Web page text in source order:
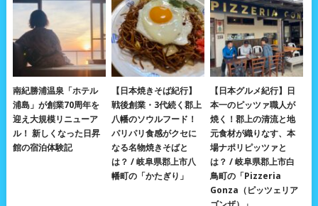
南紀勝浦温泉「ホテル
浦島」が創業70周年を
迎え大規模リニューア
ル！ 新しくなった日昇
館の宿泊体験記
【日本焼きそば紀行】
戦後創業・3代続く郡上
八幡のソウルフード！
パリパリ食感がクセに
なる名物焼きそばと
は？ / 岐阜県郡上市八
幡町の「かたぎり」
【日本グルメ紀行】日
本一のピッツァ職人が
焼く！郡上の清流と地
元食材が織りなす、本
場ナポリピッツァと
は？ / 岐阜県郡上市白
鳥町の「Pizzeria
Gonza（ピッツェリア